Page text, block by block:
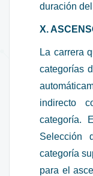
duración
X.
La carrera
categorías
indirecto
categoría.
Selección
categoría
para el